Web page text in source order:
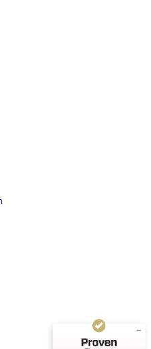
Bewertungen auf ProvenExpert.com